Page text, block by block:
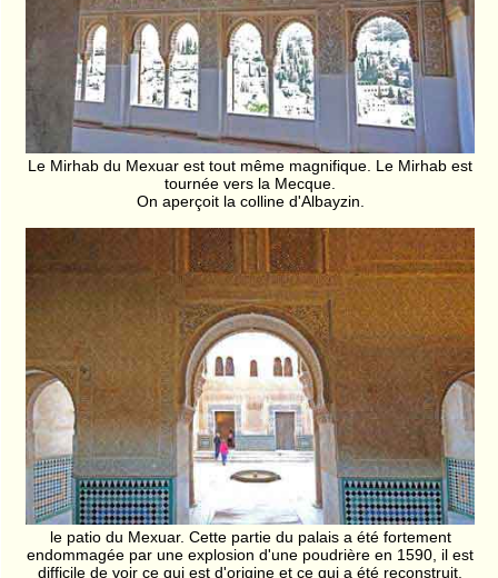
Le Mirhab du Mexuar est tout même magnifique. Le Mirhab est
tournée vers la Mecque.
On aperçoit la colline d'Albayzin.
le patio du Mexuar. Cette partie du palais a été fortement
endommagée par une explosion d'une poudrière en 1590, il est
difficile de voir ce qui est d'origine et ce qui a été reconstruit.